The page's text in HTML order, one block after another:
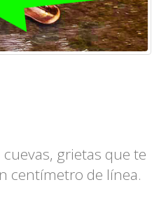
grietas que te
centímetro de línea.